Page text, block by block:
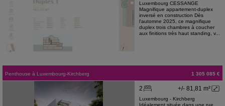
Luxembourg CESSANGE
Magnifique appartement-duplex
inversé en construction Dès
l'automne 2025, ce magnifique
duplex trois chambres à coucher
aux finitions très haut standing, v...
Penthouse à Luxembourg-Kirchberg 1 305 085 €
+/- 81,81 m²
2
Luxembourg - Kirchberg
Idéalement située dans une rue